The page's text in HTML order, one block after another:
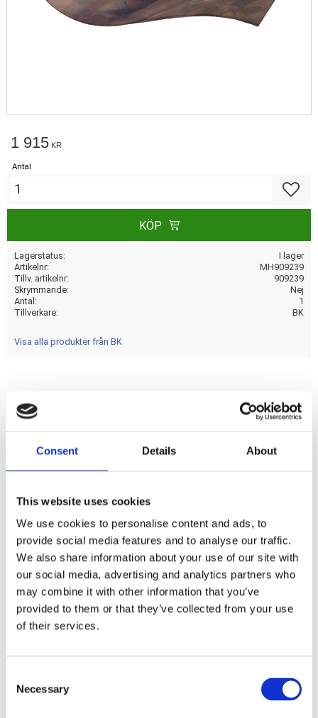
Consent Details About
This website uses cookies
We use cookies to personalise content and ads, to
provide social media features and to analyse our traffic.
We also share information about your use of our site with
our social media, advertising and analytics partners who
may combine it with other information that you’ve
provided to them or that they’ve collected from your use
of their services.
Necessary
1 915 KR
Antal
KÖP
Lagerstatus
I lager
Artikelnr
MH909239
Tillv. artikelnr
909239
Skrymmande
Nej
Antal
1
Tillverkare
BK
Visa alla produkter från BK
REQUIRES FINISH GRINDING
Dela med dig
F
e
o
o
k
Omdömen
Du